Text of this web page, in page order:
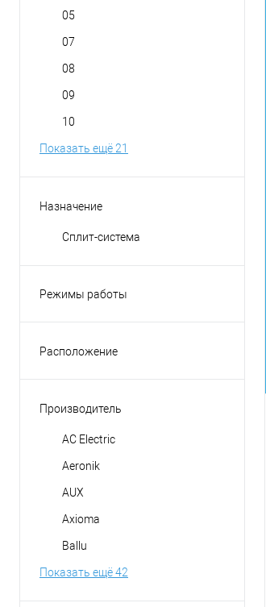
05
07
08
09
10
Показать ещё 21
Назначение
Сплит-система
Режимы работы
приточная вентиляция
Расположение
Производитель
AC Electric
Aeronik
AUX
Axioma
Ballu
Показать ещё 42